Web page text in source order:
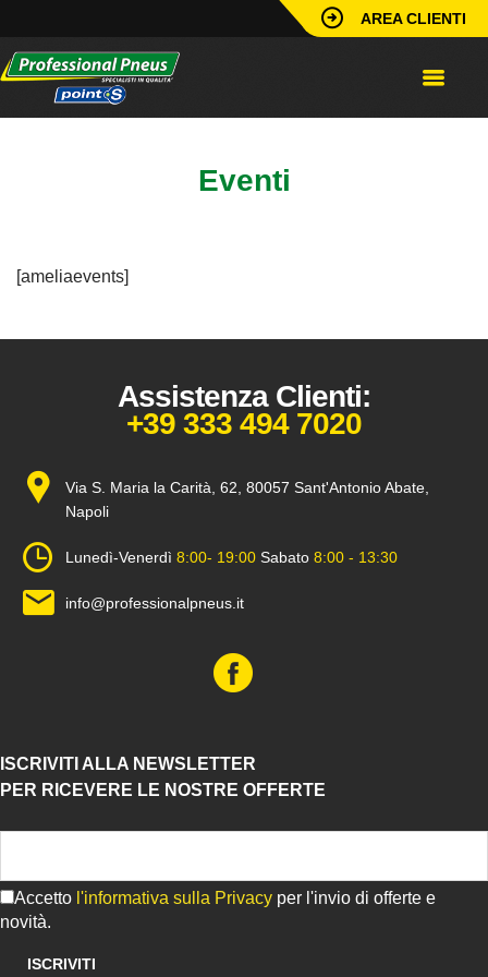
AREA CLIENTI
Eventi
[ameliaevents]
Assistenza Clienti:
+39 333 494 7020
Via S. Maria la Carità, 62, 80057 Sant'Antonio Abate,
Napoli
Lunedì-Venerdì 8:00- 19:00 Sabato 8:00 - 13:30
info@professionalpneus.it
ISCRIVITI ALLA NEWSLETTER
PER RICEVERE LE NOSTRE OFFERTE
Accetto l'informativa sulla Privacy per l'invio di offerte e
novità.